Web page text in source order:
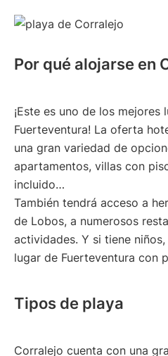
Por qué alojarse en
¡Este es uno de los mejores
Fuerteventura! La oferta
una gran variedad de
apartamentos, villas con
incluido…
También tendrá acceso a
de Lobos, a numerosos
actividades. Y si tiene
lugar de Fuerteventura con
Tipos de playa
Corralejo cuenta con una